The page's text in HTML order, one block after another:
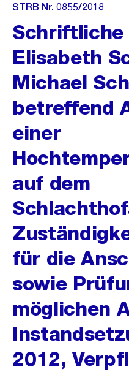
STRB Nr. 0855/2018
Schriftliche
Elisabeth
Michael
betreffend
einer
auf dem
für die
sowie
möglichen
2012,